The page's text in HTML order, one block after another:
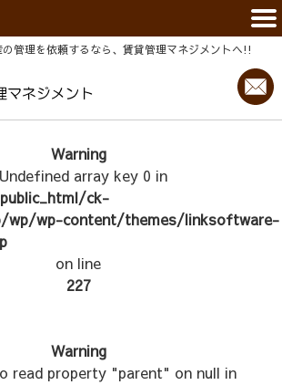
管理を依頼するなら、賃貸管理マネジメントヘ!!
Warning
array key 0 in
ck-
wp/wp-content/themes/linksoftware-
on line
227
Warning
read property "parent" on null in